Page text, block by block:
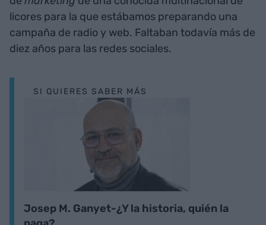
licores para la que estábamos preparando una
campaña de radio y web. Faltaban todavía más de
diez años para las redes sociales.
SI QUIERES SABER MÁS
Josep M. Ganyet-¿Y la historia, quién la